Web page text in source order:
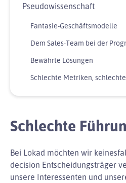
Pseudowissenschaft
Fantasie-Geschäftsmodelle
Dem Sales-Team bei der
Bewährte Lösungen
Schlechte Metriken,
Schlechte
Bei Lokad möchten wir
decision Entscheidungsträger
unsere Interessenten und